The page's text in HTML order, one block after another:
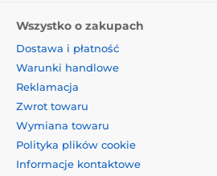
Wszystko o zakupach
Dostawa i płatność
Warunki handlowe
Reklamacja
Zwrot towaru
Wymiana towaru
Polityka plików cookie
Informacje kontaktowe